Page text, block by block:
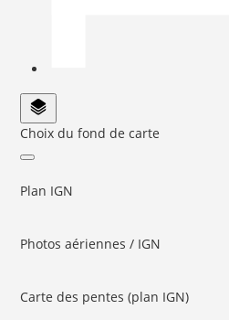
Choix du fond de carte
Plan IGN
Photos aériennes / IGN
Carte des pentes (plan IGN)